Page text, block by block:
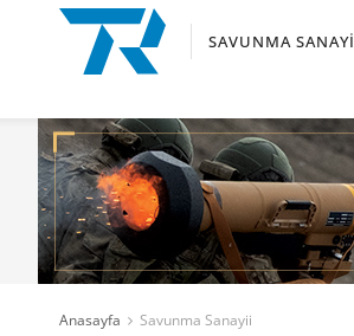
SAVUNMA
Anasayfa Savunma Sanayii